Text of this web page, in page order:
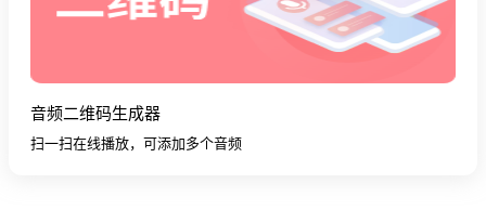
音频二维码生成器
扫一扫在线播放，可添加多个音频